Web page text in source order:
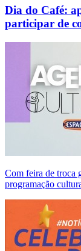
Dia do Café:
participar de
Com feira de troca
programação